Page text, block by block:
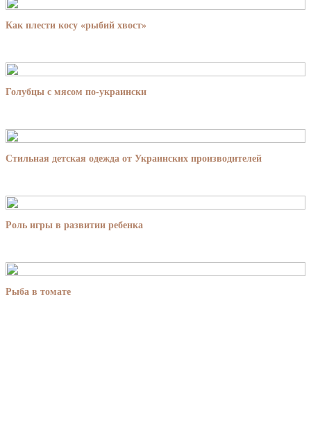
Как плести косу «рыбий хвост»
Голубцы с мясом по-украински
Стильная детская одежда от Украинских производителей
Роль игры в развитии ребенка
Рыба в томате